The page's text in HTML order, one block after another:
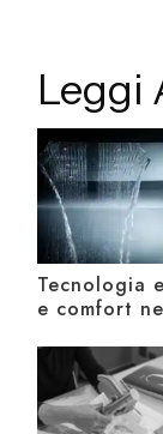
Leggi
Tecnologia
e comfort